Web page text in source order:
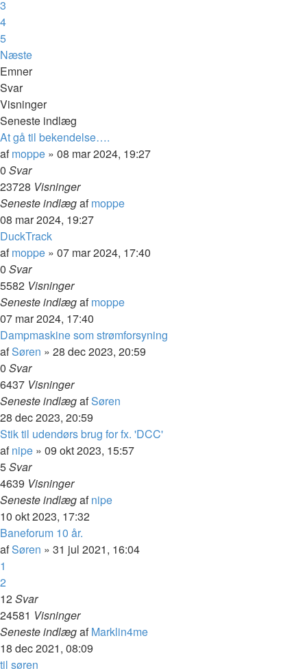
3
4
5
Næste
Emner
Svar
Visninger
Seneste indlæg
At gå til bekendelse….
afmoppe » 08 mar 2024, 19:27
0 Svar
23728 Visninger
Seneste indlægafmoppe
08 mar 2024, 19:27
DuckTrack
afmoppe » 07 mar 2024, 17:40
0 Svar
5582 Visninger
Seneste indlægafmoppe
07 mar 2024, 17:40
Dampmaskine som strømforsyning
afSøren » 28 dec 2023, 20:59
0 Svar
6437 Visninger
Seneste indlægafSøren
28 dec 2023, 20:59
Stik til udendørs brug for fx. 'DCC'
afnipe » 09 okt 2023, 15:57
5Svar
4639 Visninger
Seneste indlægafnipe
10 okt 2023, 17:32
Baneforum 10 år.
afSøren » 31 jul 2021, 16:04
1
2
12Svar
24581 Visninger
Seneste indlægafMarklin4me
18 dec 2021, 08:09
til søren